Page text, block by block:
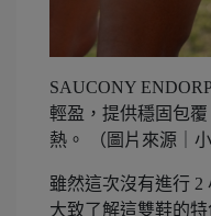
SAUCONY
輕盈，提供穩固包
熱。 （圖片來源｜小
雖然這次沒有進行 2
大致了解這雙鞋的特